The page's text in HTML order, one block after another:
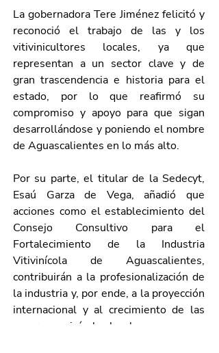
La gobernadora Tere Jiménez felicitó y
reconoció el trabajo de las y los
vitivinicultores locales, ya que
representan a un sector clave y de
gran trascendencia e historia para el
estado, por lo que reafirmó su
compromiso y apoyo para que sigan
desarrollándose y poniendo el nombre
de Aguascalientes en lo más alto.
Por su parte, el titular de la Sedecyt,
Esaú Garza de Vega, añadió que
acciones como el establecimiento del
Consejo Consultivo para el
Fortalecimiento de la Industria
Vitivinícola de Aguascalientes,
contribuirán a la profesionalización de
la industria y, por ende, a la proyección
internacional y al crecimiento de las
empresas vinícolas locales.